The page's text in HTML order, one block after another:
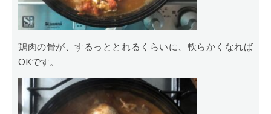
鶏肉の骨が、するっととれるくらいに、軟らかくなれば
OKです。